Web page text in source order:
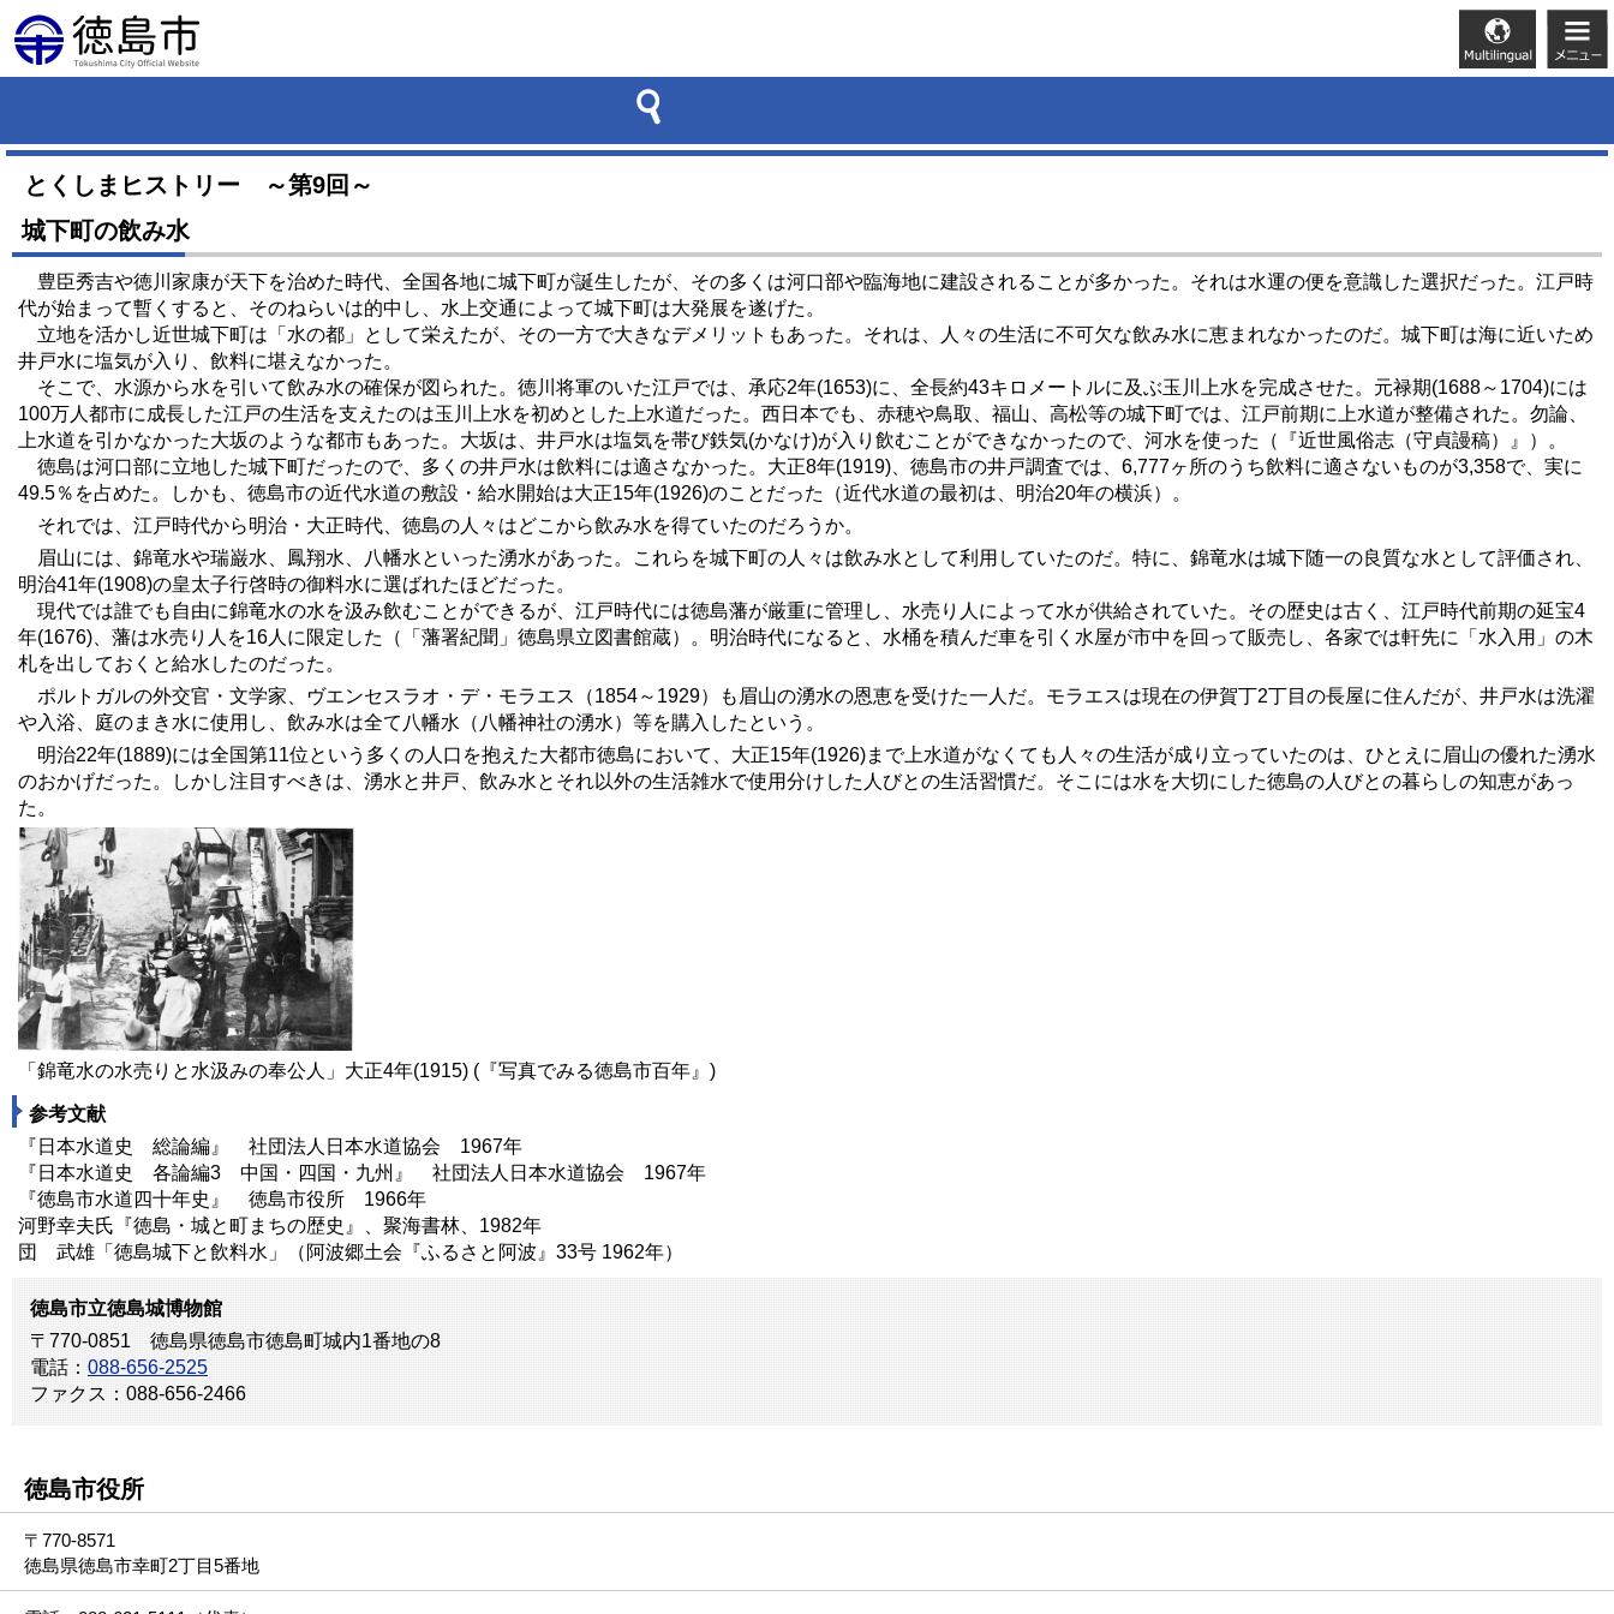
とくしまヒストリー ～第9回～
城下町の飲み水
豊臣秀吉や徳川家康が天下を治めた時代、全国各地に城下町が誕生したが、その多くは河口部や臨海地に建設されることが多かった。それは水運の便を意識した選択だった。江戸時
代が始まって暫くすると、そのねらいは的中し、水上交通によって城下町は大発展を遂げた。
立地を活かし近世城下町は「水の都」として栄えたが、その一方で大きなデメリットもあった。それは、人々の生活に不可欠な飲み水に恵まれなかったのだ。城下町は海に近いため
井戸水に塩気が入り、飲料に堪えなかった。
そこで、水源から水を引いて飲み水の確保が図られた。徳川将軍のいた江戸では、承応2年(1653)に、全長約43キロメートルに及ぶ玉川上水を完成させた。元禄期(1688～1704)には
100万人都市に成長した江戸の生活を支えたのは玉川上水を初めとした上水道だった。西日本でも、赤穂や鳥取、福山、高松等の城下町では、江戸前期に上水道が整備された。勿論、
上水道を引かなかった大坂のような都市もあった。大坂は、井戸水は塩気を帯び鉄気(かなけ)が入り飲むことができなかったので、河水を使った（『近世風俗志（守貞謾稿）』）。
徳島は河口部に立地した城下町だったので、多くの井戸水は飲料には適さなかった。大正8年(1919)、徳島市の井戸調査では、6,777ヶ所のうち飲料に適さないものが3,358で、実に
49.5％を占めた。しかも、徳島市の近代水道の敷設・給水開始は大正15年(1926)のことだった（近代水道の最初は、明治20年の横浜）。
それでは、江戸時代から明治・大正時代、徳島の人々はどこから飲み水を得ていたのだろうか。
眉山には、錦竜水や瑞巌水、鳳翔水、八幡水といった湧水があった。これらを城下町の人々は飲み水として利用していたのだ。特に、錦竜水は城下随一の良質な水として評価され、
明治41年(1908)の皇太子行啓時の御料水に選ばれたほどだった。
現代では誰でも自由に錦竜水の水を汲み飲むことができるが、江戸時代には徳島藩が厳重に管理し、水売り人によって水が供給されていた。その歴史は古く、江戸時代前期の延宝4
年(1676)、藩は水売り人を16人に限定した（「藩署紀聞」徳島県立図書館蔵）。明治時代になると、水桶を積んだ車を引く水屋が市中を回って販売し、各家では軒先に「水入用」の木
札を出しておくと給水したのだった。
ポルトガルの外交官・文学家、ヴエンセスラオ・デ・モラエス（1854～1929）も眉山の湧水の恩恵を受けた一人だ。モラエスは現在の伊賀丁2丁目の長屋に住んだが、井戸水は洗濯
や入浴、庭のまき水に使用し、飲み水は全て八幡水（八幡神社の湧水）等を購入したという。
明治22年(1889)には全国第11位という多くの人口を抱えた大都市徳島において、大正15年(1926)まで上水道がなくても人々の生活が成り立っていたのは、ひとえに眉山の優れた湧水
のおかげだった。しかし注目すべきは、湧水と井戸、飲み水とそれ以外の生活雑水で使用分けした人びとの生活習慣だ。そこには水を大切にした徳島の人びとの暮らしの知恵があっ
た。
「錦竜水の水売りと水汲みの奉公人」大正4年(1915) (『写真でみる徳島市百年』)
参考文献
『日本水道史 総論編』 社団法人日本水道協会 1967年
『日本水道史 各論編3 中国・四国・九州』 社団法人日本水道協会 1967年
『徳島市水道四十年史』 徳島市役所 1966年
河野幸夫氏『徳島・城と町まちの歴史』、聚海書林、1982年
団 武雄「徳島城下と飲料水」（阿波郷土会『ふるさと阿波』33号 1962年）
徳島市立徳島城博物館
〒770-0851 徳島県徳島市徳島町城内1番地の8
電話： 088-656-2525
ファクス：088-656-2466
徳島市役所
〒770-8571
徳島県徳島市幸町2丁目5番地